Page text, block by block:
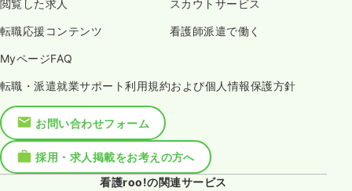
閲覧した求人 スカウトサービス
転職応援コンテンツ 看護師派遣で働く
MyページFAQ
転職・派遣就業サポート利用規約および個人情報保護方針
お問い合わせフォーム
採用・求人掲載をお考えの方へ
看護roo!の関連サービス